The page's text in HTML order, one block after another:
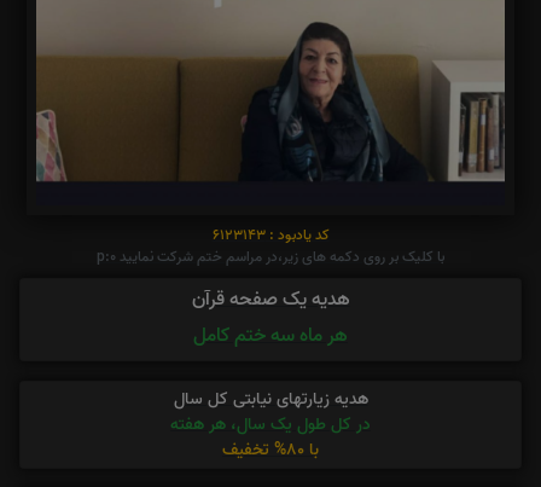
کد یادبود : 6123143
با کلیک بر روی دکمه های زیر،در مراسم ختم شرکت نمایید p:0
هدیه یک صفحه قرآن
هر ماه سه ختم کامل
هدیه زیارتهای نیابتی کل سال
در کل طول یک سال، هر هفته
با 80% تخفیف